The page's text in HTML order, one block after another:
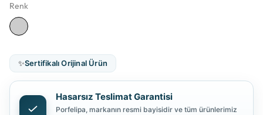
Renk
✨Sertifikalı Orijinal Ürün
Hasarsız Teslimat Garantisi
Porfelipa, markanın resmi bayisidir ve tüm ürünlerimiz